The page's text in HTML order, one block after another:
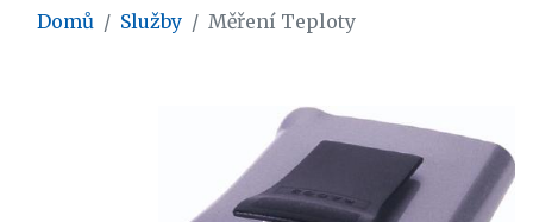
Domů Služby Měření Teploty